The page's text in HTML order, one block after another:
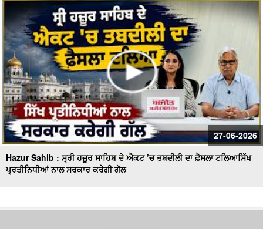
27-06-2026
Hazur Sahib : ਸ੍ਰੀ ਹਜ਼ੂਰ ਸਾਹਿਬ ਦੇ ਐਕਟ ’ਚ ਤਬਦੀਲੀ ਦਾ ਫ਼ੈਸਲਾ ਟਲਿਆਸਿੱਖ
ਪ੍ਰਤੀਨਿਧੀਆਂ ਨਾਲ ਸਰਕਾਰ ਕਰੇਗੀ ਗੱਲ